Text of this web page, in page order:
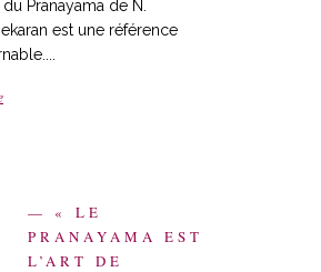
Pranayama de N.
est une référence
— « LE
PRANAYAMA EST
L’ART DE